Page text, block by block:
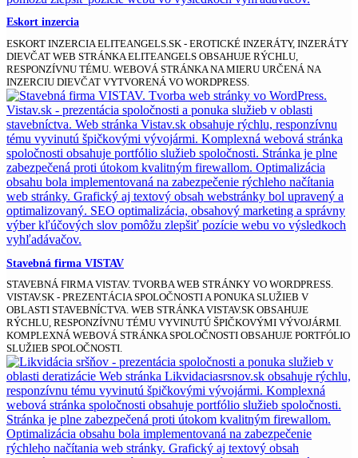
Eskort inzercia
ESKORT INZERCIA ELITEANGELS.SK - EROTICKÉ INZERÁTY, INZERÁTY
DIEVČAT WEB STRÁNKA ELITEANGELS OBSAHUJE RÝCHLU,
RESPONZÍVNU TÉMU. WEBOVÁ STRÁNKA NA MIERU URČENÁ NA
INZERCIU DIEVČAT VYTVORENÁ VO WORDPRESS.
Stavebná firma VISTAV
STAVEBNÁ FIRMA VISTAV. TVORBA WEB STRÁNKY VO WORDPRESS.
VISTAV.SK - PREZENTÁCIA SPOLOČNOSTI A PONUKA SLUŽIEB V
OBLASTI STAVEBNÍCTVA. WEB STRÁNKA VISTAV.SK OBSAHUJE
RÝCHLU, RESPONZÍVNU TÉMU VYVINUTÚ ŠPIČKOVÝMI VÝVOJÁRMI.
KOMPLEXNÁ WEBOVÁ STRÁNKA SPOLOČNOSTI OBSAHUJE PORTFÓLIO
SLUŽIEB SPOLOČNOSTI.